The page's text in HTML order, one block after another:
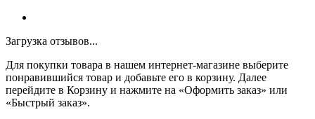
Загрузка отзывов...
Для покупки товара в нашем интернет-магазине выберите
понравившийся товар и добавьте его в корзину. Далее
перейдите в Корзину и нажмите на «Оформить заказ» или
«Быстрый заказ».